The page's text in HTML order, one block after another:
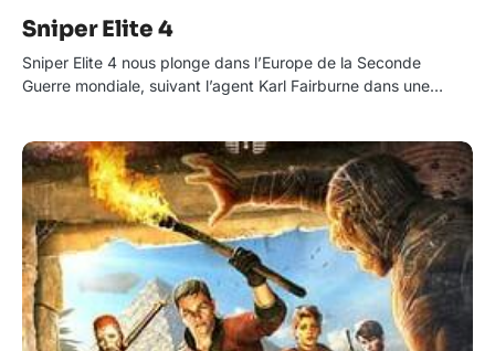
Sniper Elite 4
Sniper Elite 4 nous plonge dans l’Europe de la Seconde
Guerre mondiale, suivant l’agent Karl Fairburne dans une…